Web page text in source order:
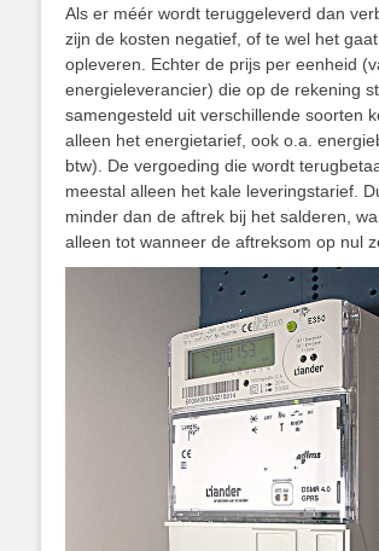
Als er méér wordt teruggeleverd dan
zijn de kosten negatief, of te wel het
opleveren. Echter de prijs per eenheid
energieleverancier) die op de rekening
samengesteld uit verschillende soorten
alleen het energietarief, ook o.a.
btw). De vergoeding die wordt
meestal alleen het kale leveringstarief.
minder dan de aftrek bij het salderen,
alleen tot wanneer de aftreksom op nul